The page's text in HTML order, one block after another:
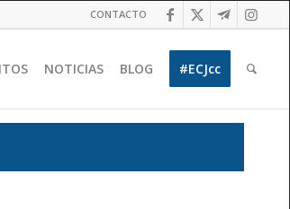
CONTACTO
NOTICIAS BLOG #ECJcc